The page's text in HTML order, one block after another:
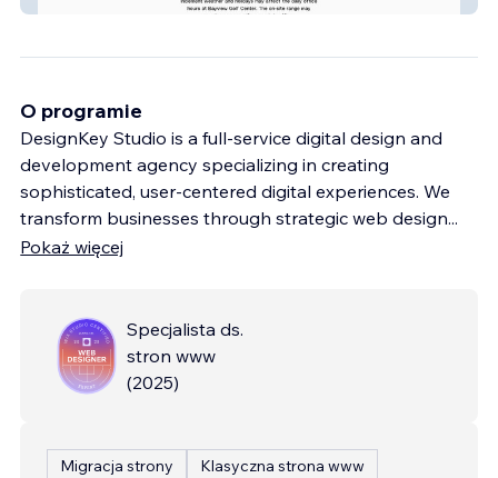
O programie
DesignKey Studio is a full-service digital design and
development agency specializing in creating
sophisticated, user-centered digital experiences. We
transform businesses through strategic web design...
Pokaż więcej
Specjalista ds.
stron www
(2025)
Migracja strony
Klasyczna strona www